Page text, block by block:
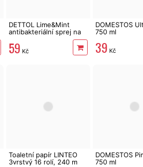
DETTOL Lime&Mint
antibakteriální sprej na
59 Kč
DOMESTOS
750 ml
39 Kč
Toaletní papír LINTEO
3vrstvý 16 rolí, 240 m
DOMESTOS
750 ml